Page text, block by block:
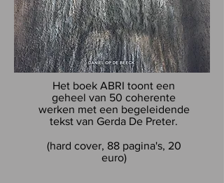
Het boek ABRI toont een
geheel van 50 coherente
werken met een begeleidende
tekst van Gerda De Preter.
(hard cover, 88 pagina's, 20
euro)